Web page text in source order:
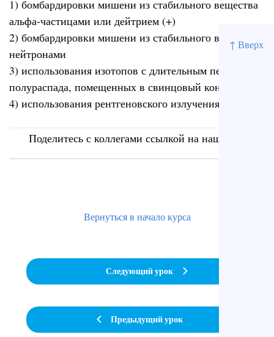
↑ Вверх
1) бомбардировки мишени из стабильного вещества
альфа-частицами или дейтрием (+)
2) бомбардировки мишени из стабильного вещества
нейтронами
3) использования изотопов с длительным периодом
полураспада, помещенных в свинцовый контейнер
4) использования рентгеновского излучения
Поделитесь с коллегами ссылкой на наш сайт
Предыдущий урок
Вернуться в начало курса
Следующий урок